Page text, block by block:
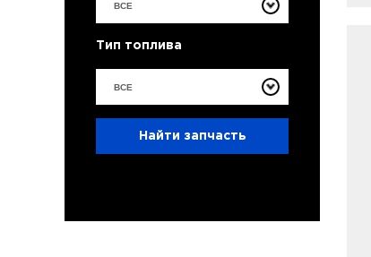
ВСЕ
Тип топлива
ВСЕ
Найти запчасть